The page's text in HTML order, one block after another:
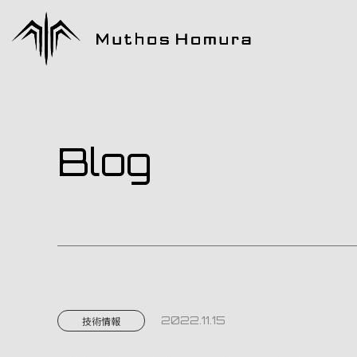
Blog
技術情報 2022.11.15